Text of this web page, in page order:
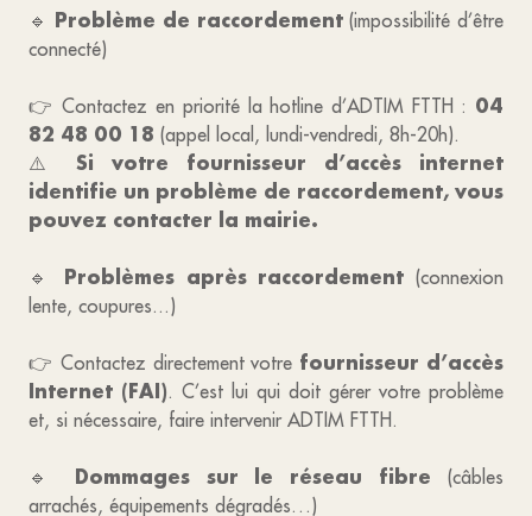
🔹 Problème de raccordement(impossibilité d’être
connecté)
👉 Contactez en priorité la hotline d’ADTIM FTTH : 04
82 48 00 18 (appel local, lundi-vendredi, 8h-20h).
⚠️ Si votre fournisseur d’accès internet
identifie un problème de raccordement, vous
pouvez contacter la mairie.
🔹 Problèmes après raccordement (connexion
lente, coupures...)
👉 Contactez directement votre fournisseur d’accès
Internet (FAI). C’est lui qui doit gérer votre problème
et, si nécessaire, faire intervenir ADTIM FTTH.
🔹 Dommages sur le réseau fibre (câbles
arrachés, équipements dégradés…)